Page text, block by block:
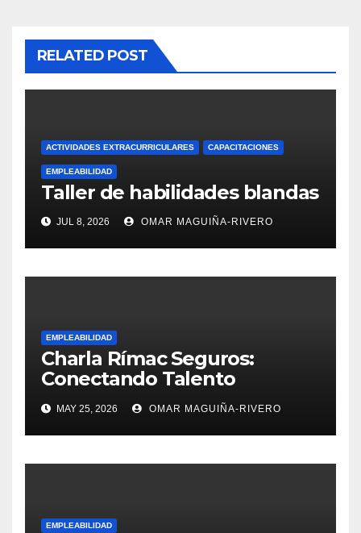
RELATED POST
ACTIVIDADES EXTRACURRICULARES CAPACITACIONES
EMPLEABILIDAD
Taller de habilidades blandas
JUL 8, 2026 OMAR MAGUIÑA-RIVERO
EMPLEABILIDAD
Charla Rímac Seguros:
Conectando Talento
Comercial
MAY 25, 2026 OMAR MAGUIÑA-RIVERO
EMPLEABILIDAD